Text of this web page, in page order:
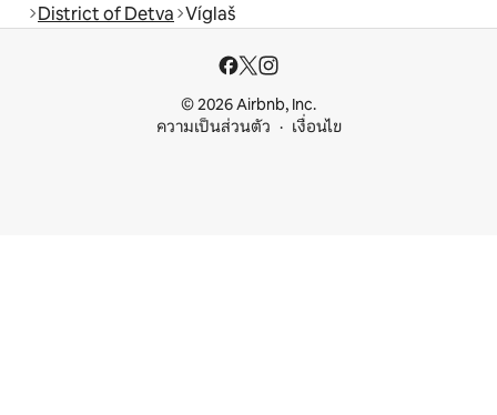
District of Detva Víglaš
© 2026 Airbnb, Inc.
ความเป็นส่วนตัว
เงื่อนไข